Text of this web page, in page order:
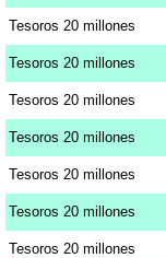
Tesoros 20 millones
Tesoros 20 millones
Tesoros 20 millones
Tesoros 20 millones
Tesoros 20 millones
Tesoros 20 millones
Tesoros 20 millones